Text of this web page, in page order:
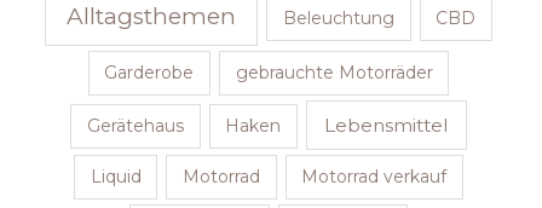
Alltagsthemen Beleuchtung CBD
Garderobe gebrauchte Motorräder
Gerätehaus Haken Lebensmittel
Liquid Motorrad Motorrad verkauf